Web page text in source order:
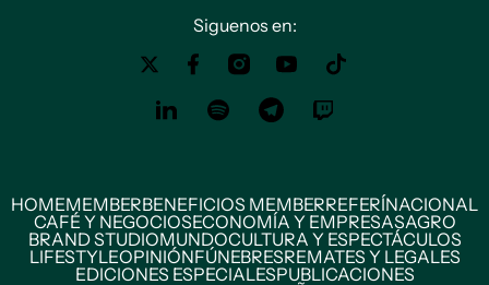
Siguenos en:
HOMEMEMBERBENEFICIOS MEMBERREFERÍNACIONAL
CAFÉ Y NEGOCIOSECONOMÍA Y EMPRESASAGRO
BRAND STUDIOMUNDOCULTURA Y ESPECTÁCULOS
LIFESTYLEOPINIÓNFÚNEBRESREMATES Y LEGALES
EDICIONES ESPECIALESPUBLICACIONES